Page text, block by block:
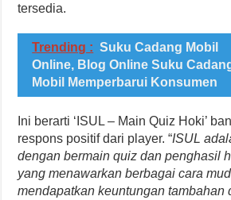
tersedia.
Trending : Suku Cadang Mobil
Online, Blog Online Suku
Mobil Memperbarui Konsumen
Ini berarti ‘ISUL – Main Quiz Hoki’
respons positif dari player. “ISUL
dengan bermain quiz dan penghasil
yang menawarkan berbagai cara
mendapatkan keuntungan tambahan